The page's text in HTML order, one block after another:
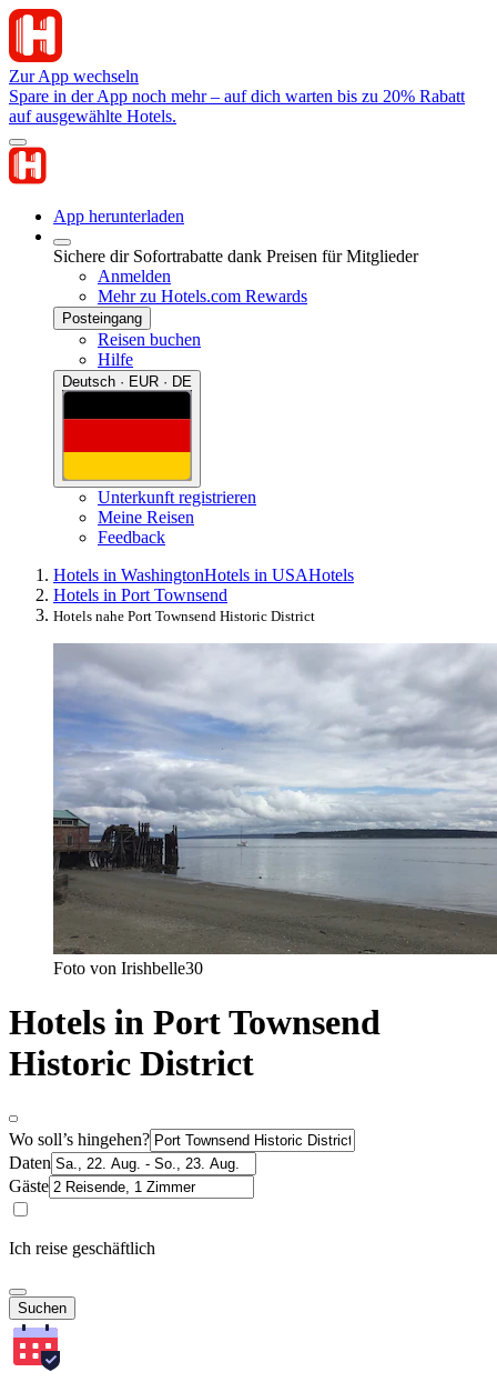
Zur App wechseln
Spare in der App noch mehr – auf dich warten bis zu 20% Rabatt
auf ausgewählte Hotels.
App herunterladen
Sichere dir Sofortrabatte dank Preisen für Mitglieder
Anmelden
Mehr zu Hotels.com Rewards
Posteingang
Reisen buchen
Hilfe
Deutsch · EUR · DE
Unterkunft registrieren
Meine Reisen
Feedback
Hotels in WashingtonHotels in USAHotels
Hotels in Port Townsend
Hotels nahe Port Townsend Historic District
Foto von Irishbelle30
Hotels in Port Townsend
Historic District
Wo soll’s hingehen?
Daten
Gäste
Ich reise geschäftlich
Suchen